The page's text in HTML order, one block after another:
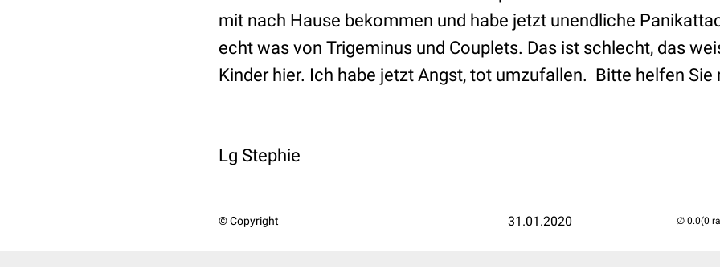
mit nach Hause bekommen und habe jetzt unendliche
echt was von Trigeminus und Couplets. Das ist schlecht, das
Kinder hier. Ich habe jetzt Angst, tot umzufallen. Bitte helfen Sie
Lg Stephie
© Copyright 31.01.2020 (0